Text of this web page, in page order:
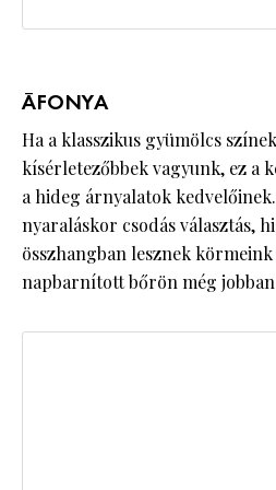
ÁFONYA
Ha a klasszikus gyümölcs
kísérletezőbbek vagyunk, ez a
a hideg árnyalatok
nyaraláskor csodás választás,
összhangban lesznek
napbarnított bőrön még